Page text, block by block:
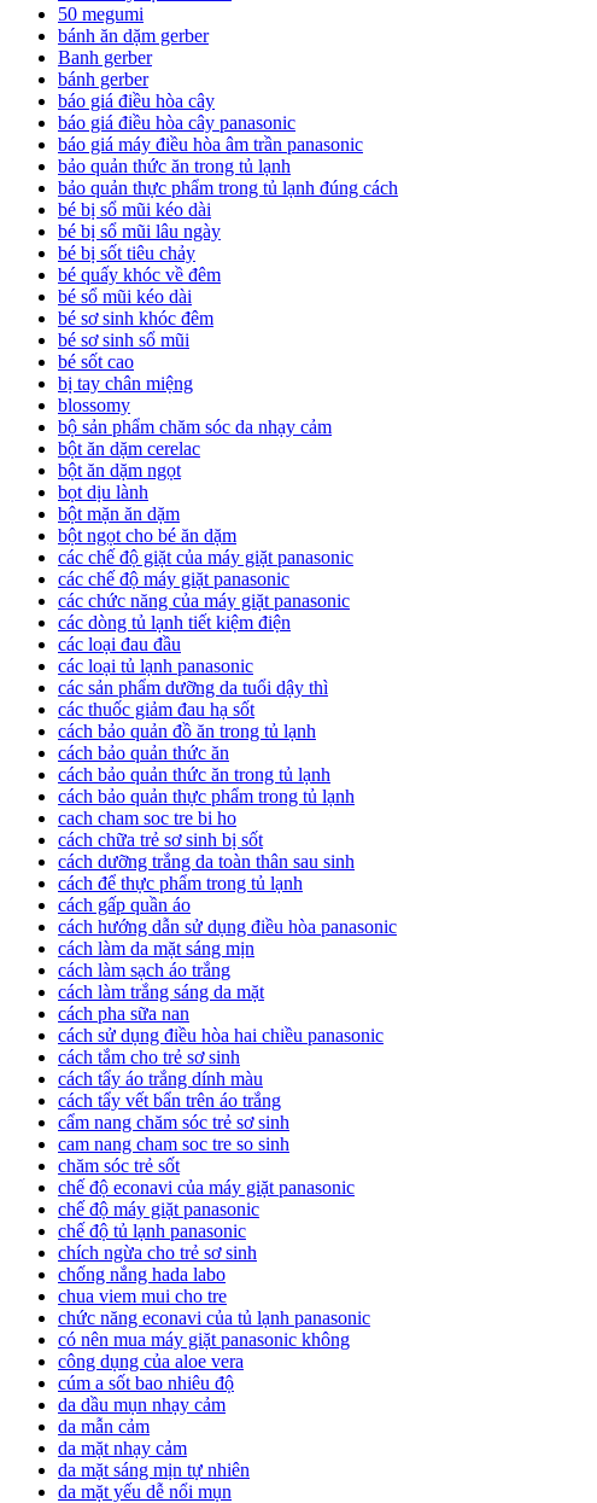
50 megumi
bánh ăn dặm gerber
Banh gerber
bánh gerber
báo giá điều hòa cây
báo giá điều hòa cây panasonic
báo giá máy điều hòa âm trần panasonic
bảo quản thức ăn trong tủ lạnh
bảo quản thực phẩm trong tủ lạnh đúng cách
bé bị sổ mũi kéo dài
bé bị sổ mũi lâu ngày
bé bị sốt tiêu chảy
bé quấy khóc về đêm
bé sổ mũi kéo dài
bé sơ sinh khóc đêm
bé sơ sinh sổ mũi
bé sốt cao
bị tay chân miệng
blossomy
bộ sản phẩm chăm sóc da nhạy cảm
bột ăn dặm cerelac
bột ăn dặm ngọt
bọt dịu lành
bột mặn ăn dặm
bột ngọt cho bé ăn dặm
các chế độ giặt của máy giặt panasonic
các chế độ máy giặt panasonic
các chức năng của máy giặt panasonic
các dòng tủ lạnh tiết kiệm điện
các loại đau đầu
các loại tủ lạnh panasonic
các sản phẩm dưỡng da tuổi dậy thì
các thuốc giảm đau hạ sốt
cách bảo quản đồ ăn trong tủ lạnh
cách bảo quản thức ăn
cách bảo quản thức ăn trong tủ lạnh
cách bảo quản thực phẩm trong tủ lạnh
cach cham soc tre bi ho
cách chữa trẻ sơ sinh bị sốt
cách dưỡng trắng da toàn thân sau sinh
cách để thực phẩm trong tủ lạnh
cách gấp quần áo
cách hướng dẫn sử dụng điều hòa panasonic
cách làm da mặt sáng mịn
cách làm sạch áo trắng
cách làm trắng sáng da mặt
cách pha sữa nan
cách sử dụng điều hòa hai chiều panasonic
cách tắm cho trẻ sơ sinh
cách tẩy áo trắng dính màu
cách tẩy vết bẩn trên áo trắng
cẩm nang chăm sóc trẻ sơ sinh
cam nang cham soc tre so sinh
chăm sóc trẻ sốt
chế độ econavi của máy giặt panasonic
chế độ máy giặt panasonic
chế độ tủ lạnh panasonic
chích ngừa cho trẻ sơ sinh
chống nắng hada labo
chua viem mui cho tre
chức năng econavi của tủ lạnh panasonic
có nên mua máy giặt panasonic không
công dụng của aloe vera
cúm a sốt bao nhiêu độ
da dầu mụn nhạy cảm
da mẫn cảm
da mặt nhạy cảm
da mặt sáng mịn tự nhiên
da mặt yếu dễ nổi mụn